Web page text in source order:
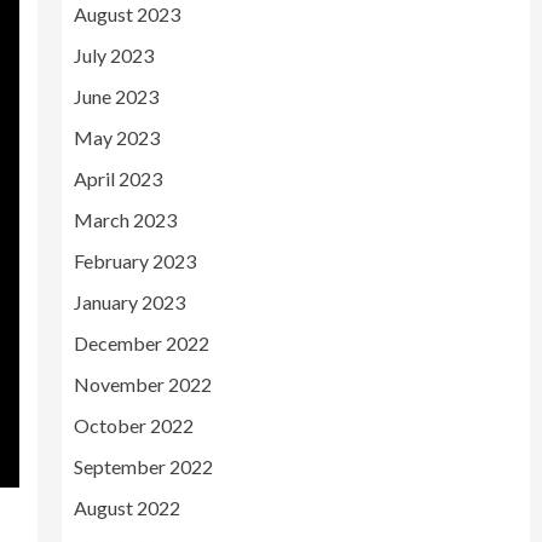
August 2023
July 2023
June 2023
May 2023
April 2023
March 2023
February 2023
January 2023
December 2022
November 2022
October 2022
September 2022
August 2022